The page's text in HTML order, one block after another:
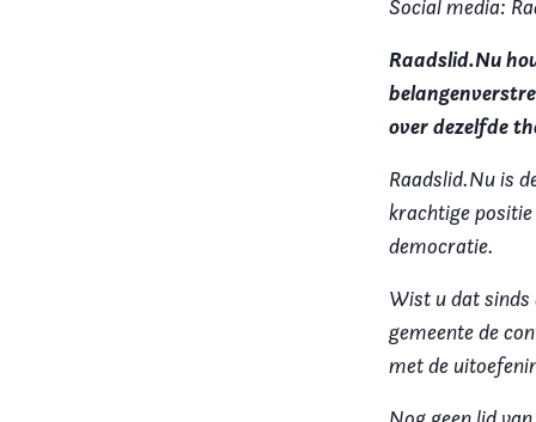
Social media:
Raadslid.Nu
over dezelfde
Raadslid.Nu is
krachtige positie
democratie.
Wist u dat sinds
gemeente de
met de